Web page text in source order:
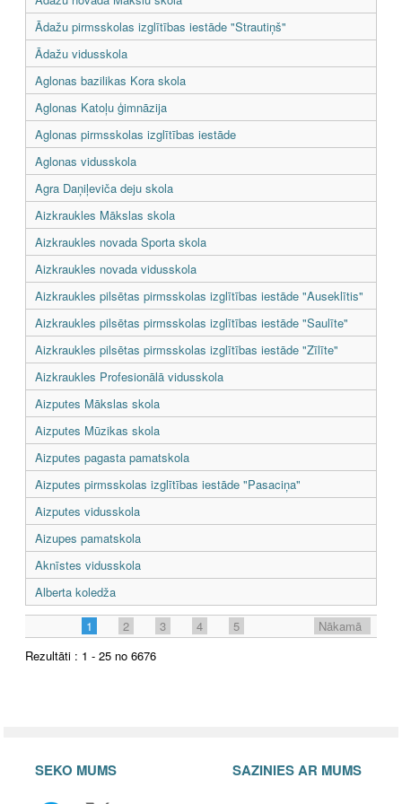
Ādažu pirmsskolas izglītības iestāde "Strautiņš"
Ādažu vidusskola
Aglonas bazilikas Kora skola
Aglonas Katoļu ģimnāzija
Aglonas pirmsskolas izglītības iestāde
Aglonas vidusskola
Agra Daņiļeviča deju skola
Aizkraukles Mākslas skola
Aizkraukles novada Sporta skola
Aizkraukles novada vidusskola
Aizkraukles pilsētas pirmsskolas izglītības iestāde "Auseklītis"
Aizkraukles pilsētas pirmsskolas izglītības iestāde "Saulīte"
Aizkraukles pilsētas pirmsskolas izglītības iestāde "Zīlīte"
Aizkraukles Profesionālā vidusskola
Aizputes Mākslas skola
Aizputes Mūzikas skola
Aizputes pagasta pamatskola
Aizputes pirmsskolas izglītības iestāde "Pasaciņa"
Aizputes vidusskola
Aizupes pamatskola
Aknīstes vidusskola
Alberta koledža
1
2 3 4 5
Nākamā
Rezultāti : 1 - 25 no 6676
SEKO MUMS SAZINIES AR MUMS